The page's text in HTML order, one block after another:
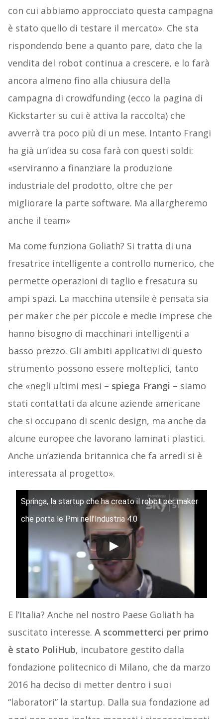
con cui abbiamo approcciato questa campagna
è stato quello di testare il mercato». Che sta
rispondendo bene a quanto pare, dato che la
vendita del robot continua a crescere, e lo farà
ancora almeno fino alla chiusura della
campagna di crowdfunding (ecco la pagina di
Kickstarter su cui è attiva la raccolta) che
avverrà tra poco più di un mese. Intanto Frangi
ha già un’idea su cosa farà con questi soldi:
«serviranno a finanziare la produzione
industriale del prodotto, oltre che per
migliorare la parte software. Ma allargheremo
anche il team»
Ma come funziona Goliath? Si tratta di una
fresatrice intelligente a controllo numerico, che
permette operazioni di taglio e fresatura su
ampi spazi. La macchina utensile è pensata sia
per maker che per piccole e medie imprese che
hanno bisogno di macchinari intelligenti a
basso prezzo. Gli ambiti applicativi di questo
strumento possono essere molteplici, tanto
che «negli ultimi mesi – spiega Frangi – siamo
stati contattati da alcune aziende americane
che si occupano di scenic design, ma anche da
alcune europee che lavorano laminati plastici.
Anche un’azienda britannica che fa arredi si è
interessata al progetto».
Springa, la startup che ha creato il robot per maker
che porta le Pmi nell'Industria 4.0
E l’Italia? Anche nel nostro Paese Goliath ha
suscitato interesse. A scommetterci per primo
è stato PoliHub, incubatore gestito dalla
fondazione politecnico di Milano, che da marzo
2016 ha deciso di metter dentro i suoi
“laboratori” la startup. Dalla sua fondazione ad